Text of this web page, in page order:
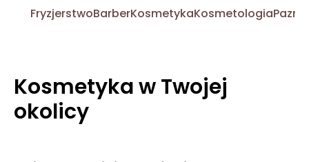
FryzjerstwoBarberKosmetykaKosmetologia
Kosmetyka w Twojej
okolicy